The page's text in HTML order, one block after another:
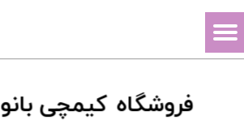
فروشگاه کیمچی بانو
حساب کاربری من
سفارشات